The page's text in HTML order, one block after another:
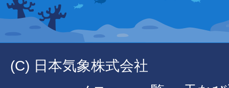
(C) 日本気象株式会社